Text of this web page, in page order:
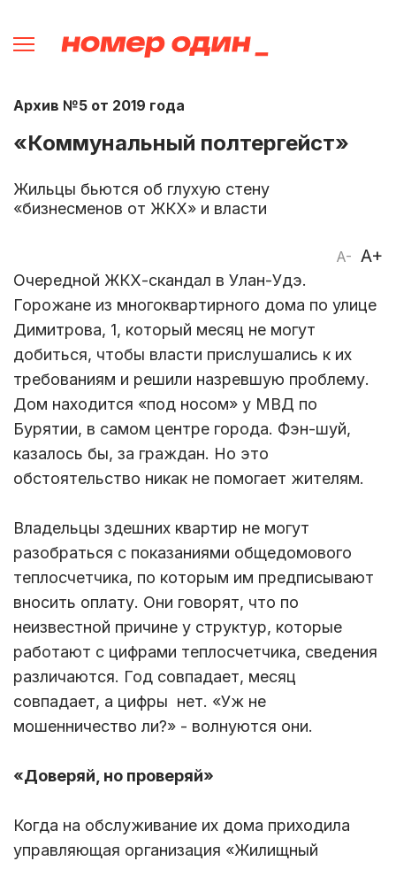
Архив №5 от 2019 года
«Коммунальный полтергейст»
Жильцы бьются об глухую стену
«бизнесменов от ЖКХ» и власти
A- A+
Очередной ЖКХ-скандал в Улан-Удэ.
Горожане из многоквартирного дома по улице
Димитрова, 1, который месяц не могут
добиться, чтобы власти прислушались к их
требованиям и решили назревшую проблему.
Дом находится «под носом» у МВД по
Бурятии, в самом центре города. Фэн-шуй,
казалось бы, за граждан. Но это
обстоятельство никак не помогает жителям.
Владельцы здешних квартир не могут
разобраться с показаниями общедомового
теплосчетчика, по которым им предписывают
вносить оплату. Они говорят, что по
неизвестной причине у структур, которые
работают с цифрами теплосчетчика, сведения
различаются. Год совпадает, месяц
совпадает, а цифры нет. «Уж не
мошенничество ли?» - волнуются они.
«Доверяй, но проверяй»
Когда на обслуживание их дома приходила
управляющая организация «Жилищный